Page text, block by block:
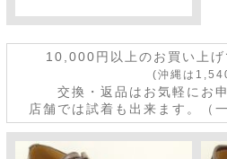
10,000円以上のお買い上げ
(沖縄は
交換・返品はお気軽にお
店舗では試着も出来ます。（